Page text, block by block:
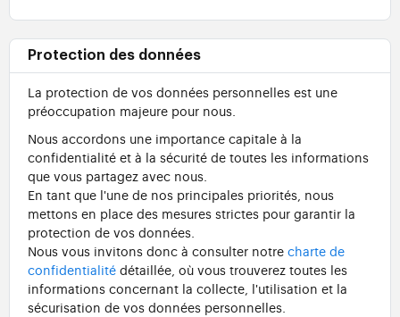
Protection des données
La protection de vos données personnelles est une
préoccupation majeure pour nous.
Nous accordons une importance capitale à la
confidentialité et à la sécurité de toutes les informations
que vous partagez avec nous.
En tant que l'une de nos principales priorités, nous
mettons en place des mesures strictes pour garantir la
protection de vos données.
Nous vous invitons donc à consulter notre charte de
confidentialité détaillée, où vous trouverez toutes les
informations concernant la collecte, l'utilisation et la
sécurisation de vos données personnelles.